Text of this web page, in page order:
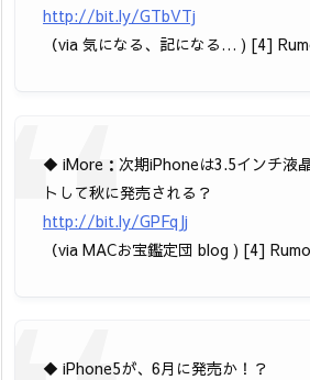
http://bit.ly/GTbVTj
（via 気になる、記になる… ) [4]
◆ iMore：次期iPhoneは3.5インチ液
トして秋に発売される？
http://bit.ly/GPFqJj
（via MACお宝鑑定団 blog ) [4]
◆ iPhone5が、6月に発売か！？